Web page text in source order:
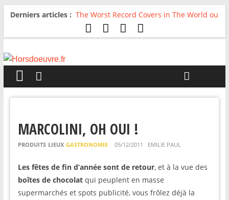
Derniers articles : The Worst Record Covers in The World ou
Comment rire du pire
Avril 2026 : C’est dans les vieux pots
For The First Time, Again : Tyler Ballgame
MARCOLINI, OH OUI !
PRODUITS LIEUX GASTRONOMIE 05/12/2011 EMILIE PAUL
Les fêtes de fin d’année sont de retour, et à la vue des
boîtes de chocolat qui peuplent en masse
supermarchés et spots publicité, vous frôlez déjà la